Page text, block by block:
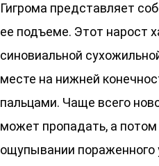
Гигрома представляет
ее подъеме. Этот нарост
синовиальной
месте на нижней
пальцами. Чаще всего
может пропадать, а
ощупывании